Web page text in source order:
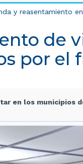
y reasentamiento
de
por el
en los municipios